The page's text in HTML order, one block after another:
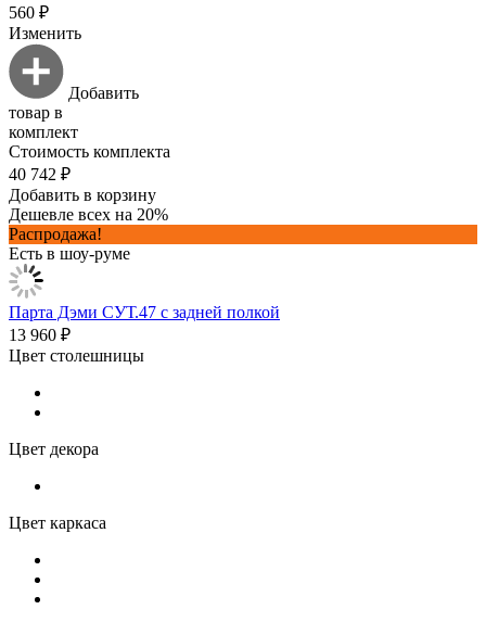
560 ₽
Изменить
Добавить
товар в
комплект
Стоимость комплекта
40 742 ₽
Добавить в корзину
Дешевле всех на 20%
Распродажа!
Есть в шоу-руме
Парта Дэми СУТ.47 с задней полкой
13 960 ₽
Цвет столешницы
Цвет декора
Цвет каркаса